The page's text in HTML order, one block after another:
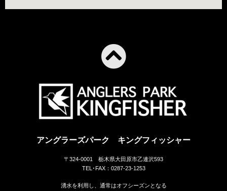
アングラーズパーク キングフィッシャー
〒324-0001 栃木県大田原市乙連沢593
TEL･FAX：0287-23-1253
湧水を利用し、通常はオフシーズンとなる